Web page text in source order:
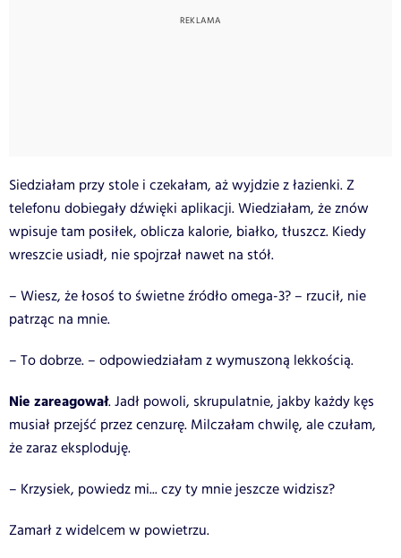
Siedziałam przy stole i czekałam, aż wyjdzie z łazienki. Z
telefonu dobiegały dźwięki aplikacji. Wiedziałam, że znów
wpisuje tam posiłek, oblicza kalorie, białko, tłuszcz. Kiedy
wreszcie usiadł, nie spojrzał nawet na stół.
– Wiesz, że łosoś to świetne źródło omega-3? – rzucił, nie
patrząc na mnie.
– To dobrze. – odpowiedziałam z wymuszoną lekkością.
Nie zareagował. Jadł powoli, skrupulatnie, jakby każdy kęs
musiał przejść przez cenzurę. Milczałam chwilę, ale czułam,
że zaraz eksploduję.
– Krzysiek, powiedz mi... czy ty mnie jeszcze widzisz?
Zamarł z widelcem w powietrzu.